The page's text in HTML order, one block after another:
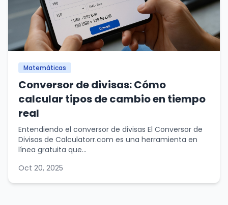
Matemáticas
Conversor de divisas: Cómo
calcular tipos de cambio en tiempo
real
Entendiendo el conversor de divisas El Conversor de
Divisas de Calculatorr.com es una herramienta en
línea gratuita que...
Oct 20, 2025